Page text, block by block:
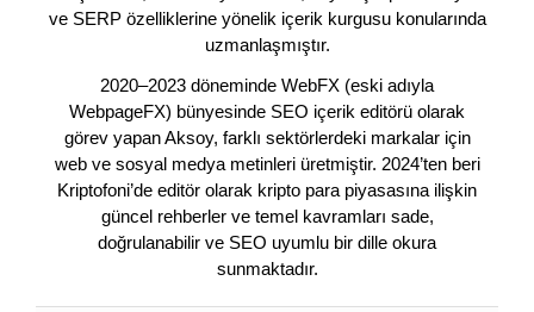
ve SERP özelliklerine yönelik içerik kurgusu konularında
uzmanlaşmıştır.
2020–2023 döneminde WebFX (eski adıyla
WebpageFX) bünyesinde SEO içerik editörü olarak
görev yapan Aksoy, farklı sektörlerdeki markalar için
web ve sosyal medya metinleri üretmiştir. 2024’ten beri
Kriptofoni’de editör olarak kripto para piyasasına ilişkin
güncel rehberler ve temel kavramları sade,
doğrulanabilir ve SEO uyumlu bir dille okura
sunmaktadır.